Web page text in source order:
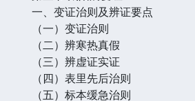
一、变证治则及辨证要点
（一）变证治则
（二）辨寒热真假
（三）辨虚证实证
（四）表里先后治则
（五）标本缓急治则